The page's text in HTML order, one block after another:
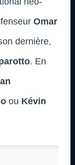
Omar
dernière,
. En
ou Kévin